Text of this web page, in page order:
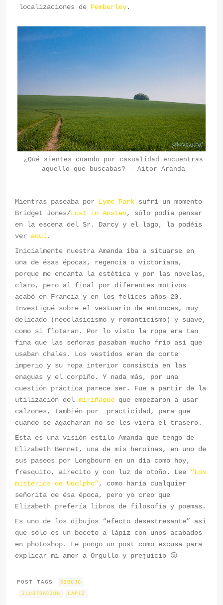
localizaciones de Pemberley.
¿Qué sientes cuando por casualidad encuentras
aquello que buscabas? – Aitor Aranda
Mientras paseaba por Lyme Park sufrí un momento
Bridget Jones/Lost in Austen, sólo podía pensar
en la escena del Sr. Darcy y el lago, la podéis
ver aquí.
Inicialmente nuestra Amanda iba a situarse en
una de ésas épocas, regencia o victoriana,
porque me encanta la estética y por las novelas,
claro, pero al final por diferentes motivos
acabó en Francia y en los felices años 20.
Investigué sobre el vestuario de entonces, muy
delicado (neoclasicismo y romanticismo) y suave,
como si flotaran. Por lo visto la ropa era tan
fina que las señoras pasaban mucho frío así que
usaban chales. Los vestidos eran de corte
imperio y su ropa interior consistía en las
enaguas y el corpiño. Y nada más, por una
cuestión práctica parece ser. Fue a partir de la
utilización delmiriñaque que empezaron a usar
calzones, también por practicidad, para que
cuando se agacharan no se les viera el trasero.
Esta es una visión estilo Amanda que tengo de
Elizabeth Bennet, una de mis heroínas, en uno de
sus paseos por Longbourn en un día como hoy,
fresquito, airecito y con luz de otoño. Lee “Los
misterios de Udolpho”, como haría cualquier
señorita de ésa época, pero yo creo que
Elizabeth prefería libros de filosofía y poemas.
Es uno de los dibujos “efecto desestresante” así
que sólo es un boceto a lápiz con unos acabados
en photoshop. Le pongo un post como excusa para
explicar mi amor a Orgullo y prejuicio 😛
POST TAGS DIBUJO
ILUSTRACIÓN LÁPIZ